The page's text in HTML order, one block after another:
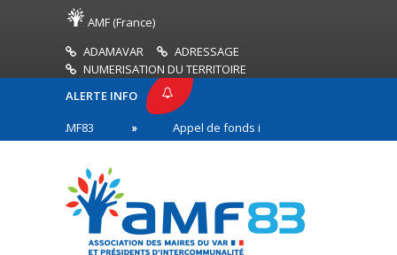
AMF (France)
ADAMAVAR
ADRESSAGE
NUMERISATION DU TERRITOIRE
ALERTE INFO
Appel de fonds incendies de forêt
première ligne